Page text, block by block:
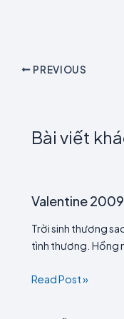
PREVIOUS
Bài viết
Valentine 2009
Trời sinh thương
tình thương. Hồng
Read Post »